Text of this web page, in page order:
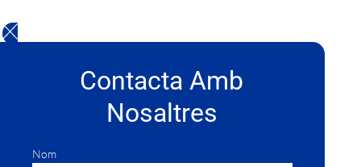
Contacta Amb
Nosaltres
Nom